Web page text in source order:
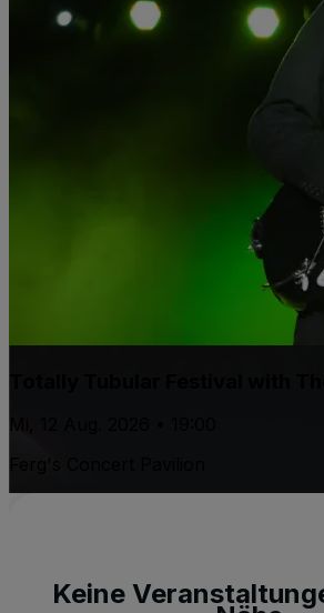
Totally Tubular Festival with
Mi, 12 Aug. 2026 • 19:00
Keine